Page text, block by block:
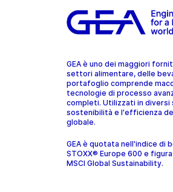
GEA è uno dei maggiori
settori alimentare, delle
portafoglio comprende
tecnologie di processo
completi. Utilizzati in diversi
sostenibilità e l'efficienza
globale.
GEA è quotata nell'indice di
STOXX® Europe 600 e figura
MSCI Global Sustainability.